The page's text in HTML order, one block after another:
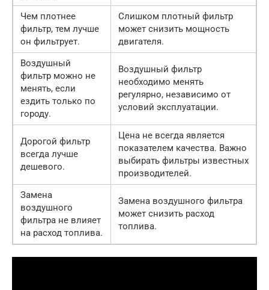
Чем плотнее
фильтр, тем лучше
он фильтрует.
Слишком плотный фильтр
может снизить мощность
двигателя.
Воздушный
фильтр можно не
менять, если
ездить только по
городу.
Воздушный фильтр
необходимо менять
регулярно, независимо от
условий эксплуатации.
Дорогой фильтр
всегда лучше
дешевого.
Цена не всегда является
показателем качества. Важно
выбирать фильтры известных
производителей.
Замена
воздушного
фильтра не влияет
на расход топлива.
Замена воздушного фильтра
может снизить расход
топлива.